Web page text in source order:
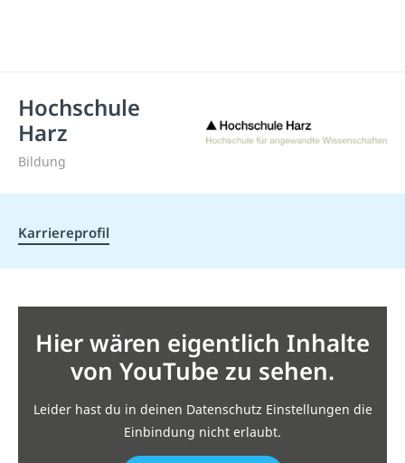
Hochschule
Harz
Bildung
Karriereprofil
Hier wären eigentlich Inhalte
von YouTube zu sehen.
Leider hast du in deinen Datenschutz Einstellungen die
Einbindung nicht erlaubt.